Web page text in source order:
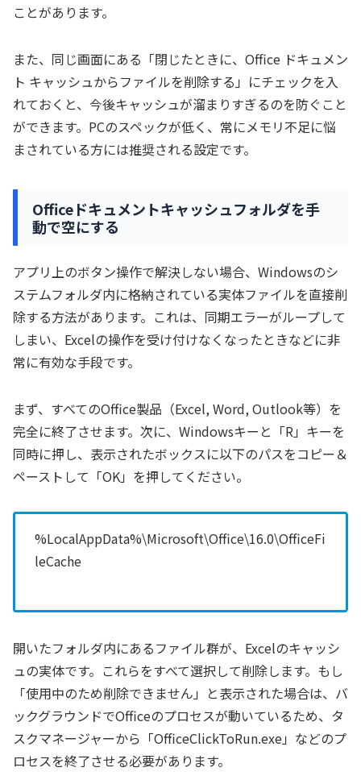
ことがあります。
また、同じ画面にある「閉じたときに、Office ドキュメン
ト キャッシュからファイルを削除する」にチェックを入
れておくと、今後キャッシュが溜まりすぎるのを防ぐこと
ができます。PCのスペックが低く、常にメモリ不足に悩
まされている方には推奨される設定です。
Officeドキュメントキャッシュフォルダを手
動で空にする
アプリ上のボタン操作で解決しない場合、Windowsのシ
ステムフォルダ内に格納されている実体ファイルを直接削
除する方法があります。これは、同期エラーがループして
しまい、Excelの操作を受け付けなくなったときなどに非
常に有効な手段です。
まず、すべてのOffice製品（Excel, Word, Outlook等）を
完全に終了させます。次に、Windowsキーと「R」キーを
同時に押し、表示されたボックスに以下のパスをコピー＆
ペーストして「OK」を押してください。
%LocalAppData%\Microsoft\Office\16.0\OfficeFi
leCache
開いたフォルダ内にあるファイル群が、Excelのキャッシ
ュの実体です。これらをすべて選択して削除します。もし
「使用中のため削除できません」と表示された場合は、バ
ックグラウンドでOfficeのプロセスが動いているため、タ
スクマネージャーから「OfficeClickToRun.exe」などのプ
ロセスを終了させる必要があります。